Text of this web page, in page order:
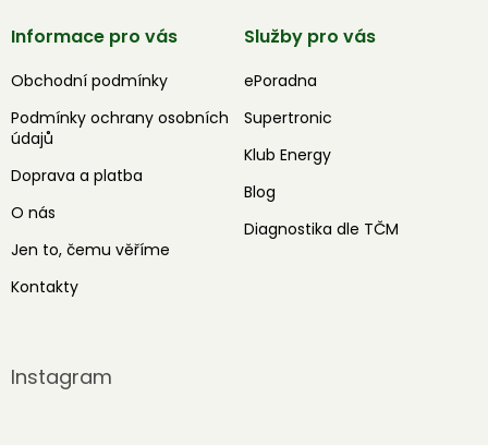
Informace pro vás
Obchodní podmínky
Podmínky ochrany osobních
údajů
Doprava a platba
O nás
Jen to, čemu věříme
Kontakty
Služby pro vás
ePoradna
Supertronic
Klub Energy
Blog
Diagnostika dle TČM
Instagram